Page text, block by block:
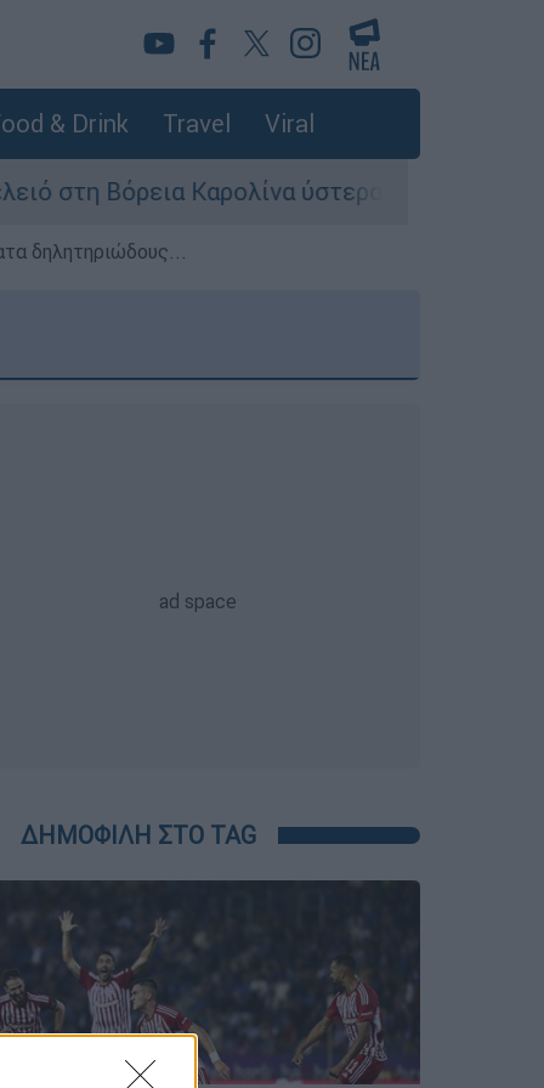
& Drink Travel Viral
Καρολίνα ύστερα από πυροβολισμούς:
δηλητηριώδους...
ΔΗΜΟΦΙΛΗ ΣΤΟ TAG